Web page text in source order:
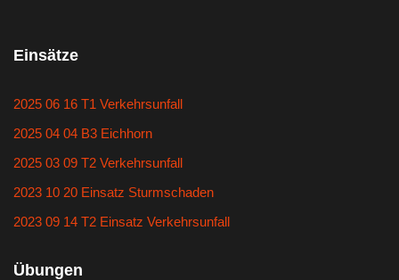
Einsätze
2025 06 16 T1 Verkehrsunfall
2025 04 04 B3 Eichhorn
2025 03 09 T2 Verkehrsunfall
2023 10 20 Einsatz Sturmschaden
2023 09 14 T2 Einsatz Verkehrsunfall
Übungen